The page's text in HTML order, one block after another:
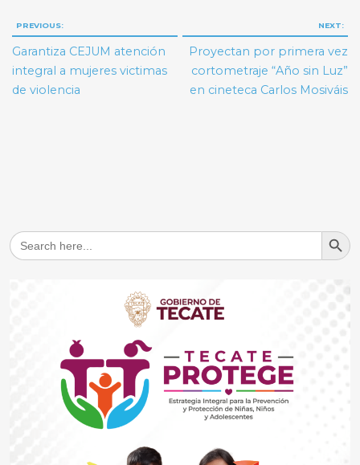
Navegación
de
entradas
PREVIOUS:
Garantiza CEJUM atención
integral a mujeres victimas
de violencia
NEXT:
Proyectan por primera vez
cortometraje “Año sin Luz”
en cineteca Carlos Mosiváis
Search
for:
Search